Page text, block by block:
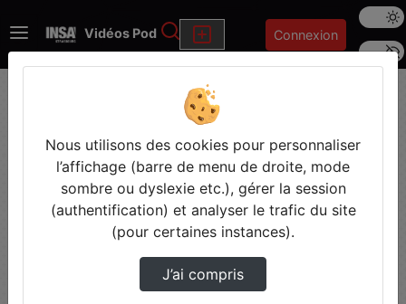
Vidéos Pod Rechercher Connexion
Mode
Police
Thèmes de Génie civil
Disciplines
Nous utilisons des cookies pour personnaliser
l’affichage (barre de menu de droite, mode
sombre ou dyslexie etc.), gérer la session
(authentification) et analyser le trafic du site
(pour certaines instances).
J’ai compris